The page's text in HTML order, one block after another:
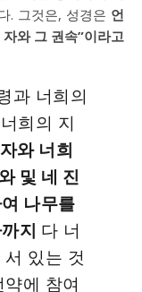
. 그것은, 성경은 언
와 그 권속”이라고
과 너희의
희의 지
와 너희
및 네 진
나무를
지 다 너
있는 것
에 참여